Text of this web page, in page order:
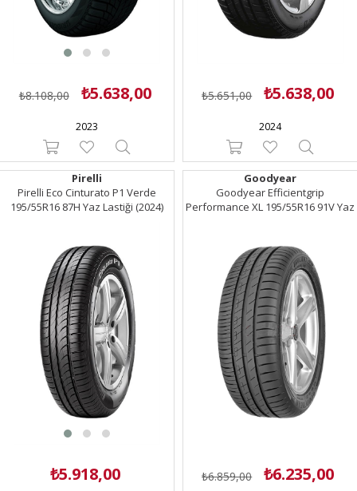
₺5.638,00
₺8.108,00
2023
₺5.638,00
₺5.651,00
2024
Pirelli
Pirelli Eco Cinturato P1 Verde
195/55R16 87H Yaz Lastiği (2024)
₺5.918,00
Goodyear
Goodyear Efficientgrip
Performance XL 195/55R16 91V Yaz
₺6.235,00
₺6.859,00